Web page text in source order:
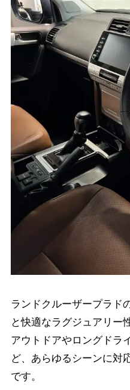
ランドクルーザープラド
と快適なラグジュアリー
アウトドアやロングドラ
ど、あらゆるシーンに対
です。